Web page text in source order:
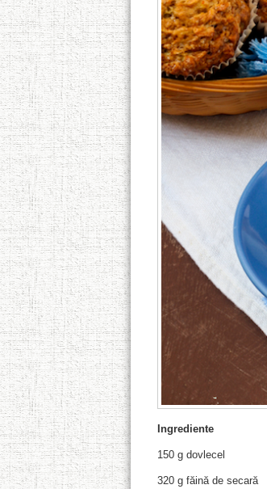
Ingrediente
150 g dovlecel
320 g făină de secară